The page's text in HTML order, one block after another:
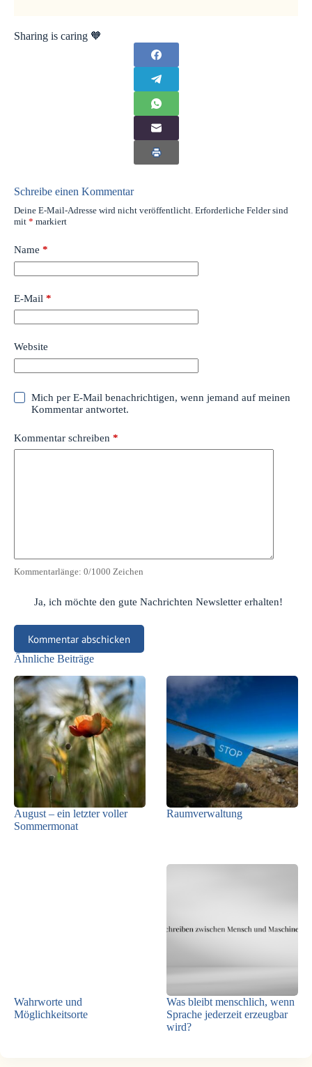
Sharing is caring 🧡
Schreibe einen Kommentar
Deine E-Mail-Adresse wird nicht veröffentlicht. Erforderliche Felder sind
mit * markiert
Name *
E-Mail *
Website
Mich per E-Mail benachrichtigen, wenn jemand auf meinen
Kommentar antwortet.
Kommentar schreiben *
Kommentarlänge: 0/1000 Zeichen
Ja, ich möchte den gute Nachrichten Newsletter erhalten!
Kommentar abschicken
Ähnliche Beiträge
August – ein letzter voller
Sommermonat
Raumverwaltung
Wahrworte und
Möglichkeitsorte
Was bleibt menschlich, wenn
Sprache jederzeit erzeugbar
wird?